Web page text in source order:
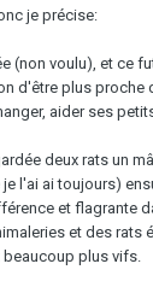
je précise:
(non voulu), et ce
d'être plus proche
aider ses
deux rats un
l'ai ai toujours)
et flagrante
et des rats
plus vifs.